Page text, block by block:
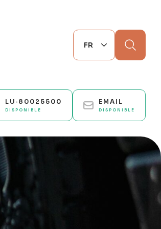
Chercher
LU·80025500
DISPONIBLE
EMAIL
DISPONIBLE